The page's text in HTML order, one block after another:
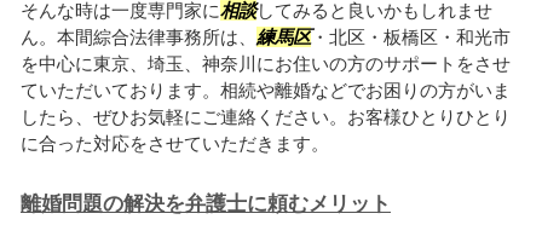
そんな時は一度専門家に相談してみると良いかもしれませ
ん。本間綜合法律事務所は、 練馬区・北区・板橋区・和光市
を中心に東京、埼玉、神奈川にお住いの方のサポートをさせ
ていただいております。相続や離婚などでお困りの方がいま
したら、ぜひお気軽にご連絡ください。お客様ひとりひとり
に合った対応をさせていただきます。
離婚問題の解決を弁護士に頼むメリット